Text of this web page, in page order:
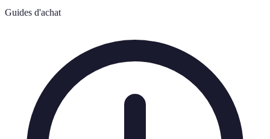
Guides d'achat